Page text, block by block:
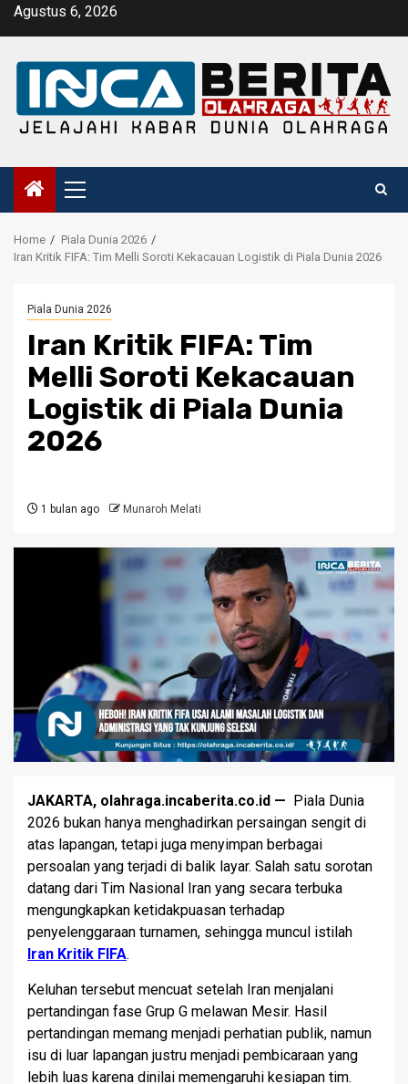
SkipAgustus 6, 2026
Primary
Menu
Home
Piala Dunia 2026
Iran Kritik FIFA: Tim Melli Soroti Kekacauan Logistik di Piala Dunia 2026
Piala Dunia 2026
Iran Kritik FIFA: Tim
Melli Soroti Kekacauan
Logistik di Piala Dunia
2026
1 bulan ago Munaroh Melati
JAKARTA, olahraga.incaberita.co.id —
Piala Dunia
2026 bukan hanya menghadirkan persaingan sengit di
atas lapangan, tetapi juga menyimpan berbagai
persoalan yang terjadi di balik layar. Salah satu sorotan
datang dari Tim Nasional Iran yang secara terbuka
mengungkapkan ketidakpuasan terhadap
penyelenggaraan turnamen, sehingga muncul istilah
Iran Kritik FIFA.
Keluhan tersebut mencuat setelah Iran menjalani
pertandingan fase Grup G melawan Mesir. Hasil
pertandingan memang menjadi perhatian publik, namun
isu di luar lapangan justru menjadi pembicaraan yang
lebih luas karena dinilai memengaruhi kesiapan tim.